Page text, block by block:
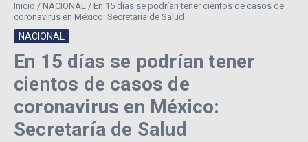
Inicio / NACIONAL / En 15 días se podrían tener cientos de casos de
coronavirus en México: Secretaría de Salud
NACIONAL
En 15 días se podrían tener
cientos de casos de
coronavirus en México:
Secretaría de Salud